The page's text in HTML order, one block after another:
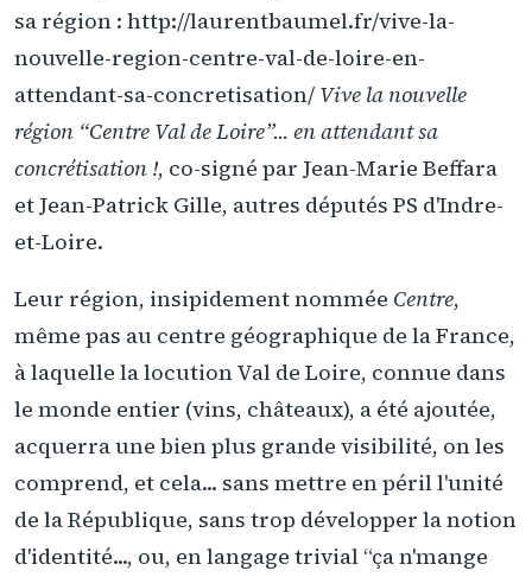
sa région : http://laurentbaumel.fr/vive-la-
nouvelle-region-centre-val-de-loire-en-
attendant-sa-concretisation/ Vive la nouvelle
région “Centre Val de Loire”... en attendant sa
concrétisation !, co-signé par Jean-Marie Beffara
et Jean-Patrick Gille, autres députés PS d'Indre-
et-Loire.
Leur région, insipidement nommée Centre,
même pas au centre géographique de la France,
à laquelle la locution Val de Loire, connue dans
le monde entier (vins, châteaux), a été ajoutée,
acquerra une bien plus grande visibilité, on les
comprend, et cela... sans mettre en péril l'unité
de la République, sans trop développer la notion
d'identité..., ou, en langage trivial “ça n'mange